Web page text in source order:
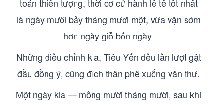
toán thiên tượng, thời cơ cử hành lễ tế tốt nhất
là ngày mười bảy tháng mười một, vừa vặn sớm
hơn ngày giỗ bốn ngày.
Những điều chỉnh kia, Tiêu Yến đều lần lượt gật
đầu đồng ý, cũng đích thân phê xuống văn thư.
Một ngày kia — mồng mười tháng mười, sau khi